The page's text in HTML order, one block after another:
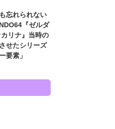
忘れられない
『ゼルダ
リナ』当時の
せたシリーズ
要素」